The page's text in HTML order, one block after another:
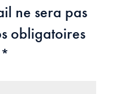
ne sera pas
obligatoires
*